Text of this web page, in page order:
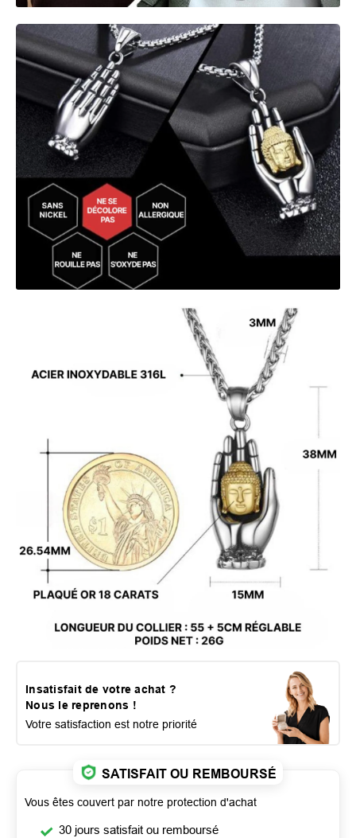
Insatisfait de votre achat ?
Nous le reprenons !
Votre satisfaction est notre priorité
SATISFAIT OU REMBOURSÉ
Vous êtes couvert par notre protection d'achat
30 jours satisfait ou remboursé